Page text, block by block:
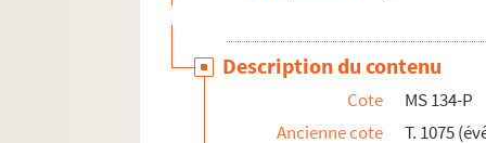
Description du contenu
Cote
MS 134-P
Ancienne cote
T. 1075